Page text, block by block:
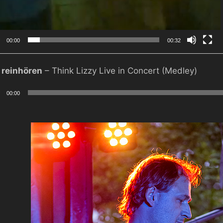
00:00 00:32
reinhören – Think Lizzy Live in Concert (Medley)
00:00